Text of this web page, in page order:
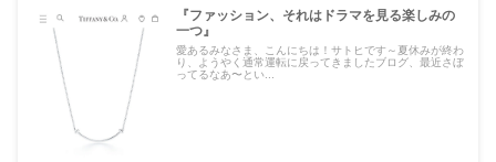
『ファッション、それはドラマを見る楽しみの
一つ』
愛あるみなさま、こんにちは！サトヒです～夏休みが終わ
り、ようやく通常運転に戻ってきましたブログ、最近さぼ
ってるなあ〜とい...